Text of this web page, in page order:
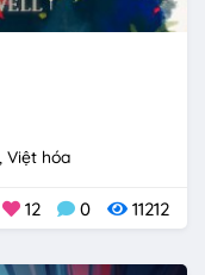
Việt hóa
12 0 11212